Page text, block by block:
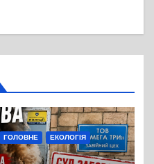
ГОЛОВНЕ ЕКОЛОГІЯ